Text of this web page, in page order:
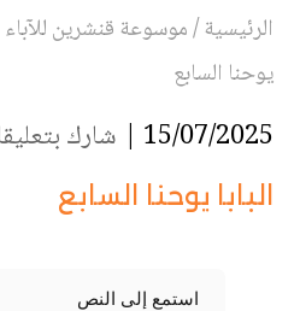
الرئيسية/موسوعة قنشرين
يوحنا السابع
15/07/2025 | شارك
البابا يوحنا السابع
استمع إلى النص